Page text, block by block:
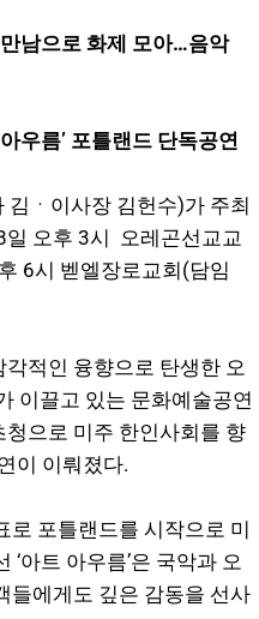
남으로 화제 모아…음악
우름’ 포틀랜드 단독공연
ㆍ이사장 김헌수)가 주최
일 오후 3시 오레곤선교교
6시 벧엘장로교회(담임
적인 융향으로 탄생한 오
이끌고 있는 문화예술공연
으로 미주 한인사회를 향
이 이뤄졌다.
로 포틀랜드를 시작으로 미
아트 아우름’은 국악과 오
들에게도 깊은 감동을 선사